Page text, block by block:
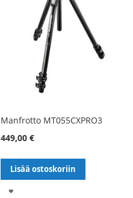
Manfrotto MT055CXPRO3
449,00 €
Lisää ostoskoriin